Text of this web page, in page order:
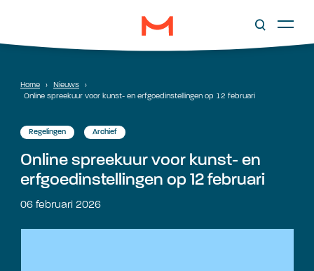
Home › Nieuws
›
Online spreekuur voor kunst- en erfgoedinstellingen op 12 februari
Regelingen Archief
Online spreekuur voor kunst- en
erfgoedinstellingen op 12 februari
06 februari 2026